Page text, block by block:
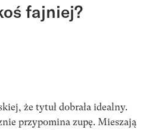
fajniej?
że tytuł dobrała idealny.
przypomina zupę. Mieszają